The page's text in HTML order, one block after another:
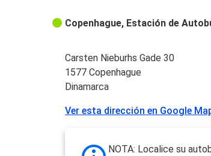
Copenhague, Estación de
Carsten Nieburhs Gade 30
1577 Copenhague
Dinamarca
Ver esta dirección en Google
NOTA: Localice su